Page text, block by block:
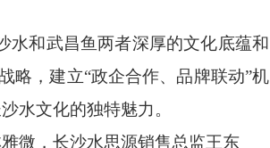
和武昌鱼两者深厚的文化底蕴和
略，建立“政企合作、品牌联动”机
水文化的独特魅力。
微，长沙水思源销售总监王东